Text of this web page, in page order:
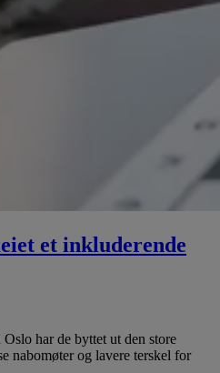
et inkluderende
har de byttet ut den store
nabomøter og lavere terskel for